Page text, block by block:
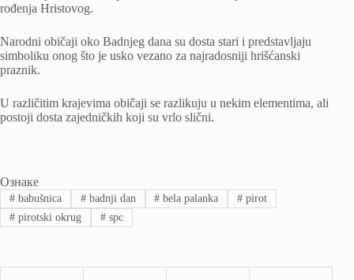
rođenja Hristovog.
Narodni običaji oko Badnjeg dana su dosta stari i predstavljaju
simboliku onog što je usko vezano za najradosniji hrišćanski
praznik.
U različitim krajevima običaji se razlikuju u nekim elementima, ali
postoji dosta zajedničkih koji su vrlo slični.
Ознаке
#babušnica #badnji dan # bela palanka # pirot
#pirotski okrug #spc